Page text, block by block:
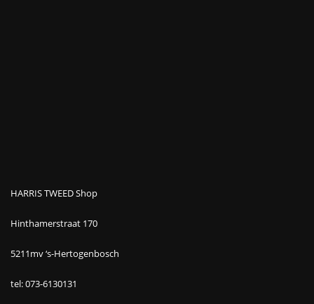
HARRIS TWEED Shop
Hinthamerstraat 170
5211mv ‘s-Hertogenbosch
tel: 073-6130131